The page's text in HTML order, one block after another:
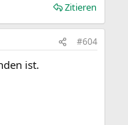
Zitieren
#604
ist.